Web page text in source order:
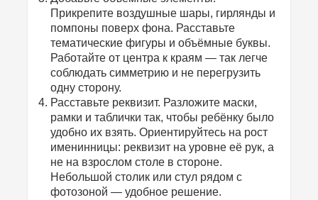
Прикрепите воздушные шары, гирлянды и
помпоны поверх фона. Расставьте
тематические фигуры и объёмные буквы.
Работайте от центра к краям — так легче
соблюдать симметрию и не перегрузить
одну сторону.
Расставьте реквизит. Разложите маски,
рамки и таблички так, чтобы ребёнку было
удобно их взять. Ориентируйтесь на рост
именинницы: реквизит на уровне её рук, а
не на взрослом столе в стороне.
Небольшой столик или стул рядом с
фотозоной — удобное решение.